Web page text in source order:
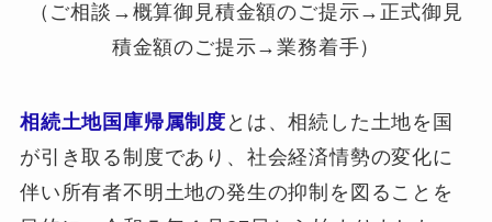
（ご相談→概算御見積金額のご提示→正式御見
積金額のご提示→業務着手）
相続土地国庫帰属制度 とは、相続した土地を国
が引き取る制度であり、社会経済情勢の変化に
伴い所有者不明土地の発生の抑制を図ることを